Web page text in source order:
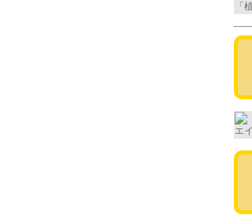
「
エ